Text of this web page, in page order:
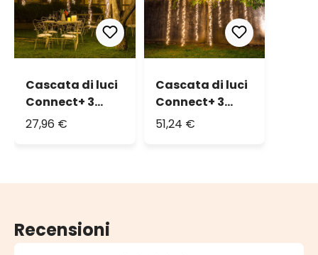
Cascata di luci
Connect+ 3
nastri, 300 led
27,96 €
Cascata di luci
Connect+ 3
nastri, 600 led
51,24 €
Recensioni